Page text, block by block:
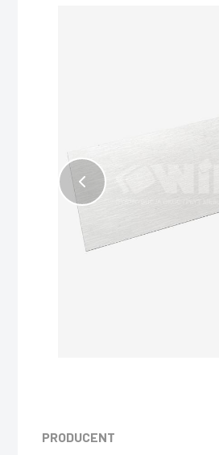
PRODUCENT